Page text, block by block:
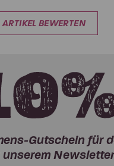
ARTIKEL BEWERTEN
Gutschein für